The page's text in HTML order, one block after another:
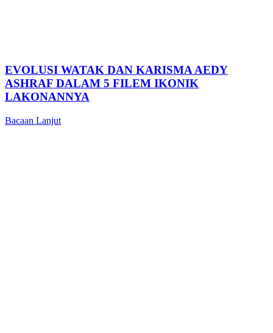
EVOLUSI WATAK DAN KARISMA AEDY
ASHRAF DALAM 5 FILEM IKONIK
LAKONANNYA
Bacaan Lanjut